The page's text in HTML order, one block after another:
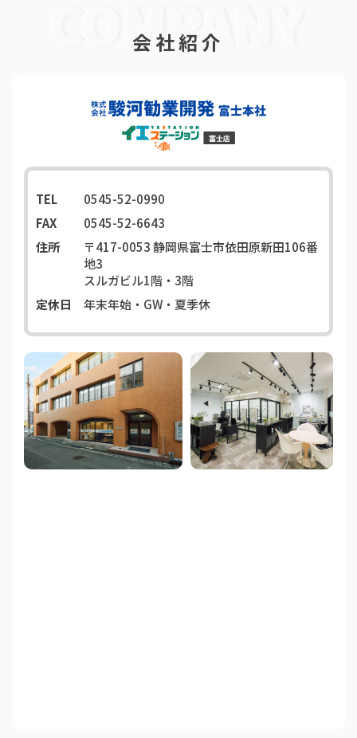
会社紹介
TEL
0545-52-0990
FAX
0545-52-6643
住所
〒417-0053静岡県富士市依田原新田106番
地3
スルガビル1階・3階
定休日
年末年始・GW・夏季休